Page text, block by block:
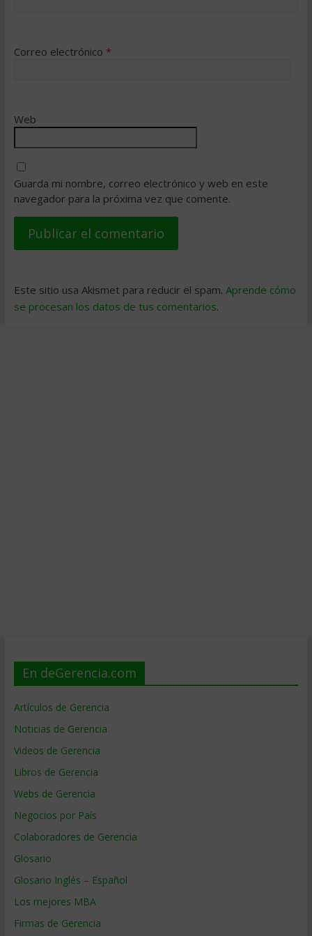
Correo electrónico *
Web
Guarda mi nombre, correo electrónico y web en este
navegador para la próxima vez que comente.
Este sitio usa Akismet para reducir el spam. Aprende cómo
se procesan los datos de tus comentarios.
En deGerencia.com
Artículos de Gerencia
Noticias de Gerencia
Videos de Gerencia
Libros de Gerencia
Webs de Gerencia
Negocios por País
Colaboradores de Gerencia
Glosario
Glosario Inglés – Español
Los mejores MBA
Firmas de Gerencia